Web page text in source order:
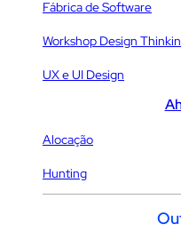
Fábrica de Software
Workshop Design
UX e UI Design
Alocação
Hunting